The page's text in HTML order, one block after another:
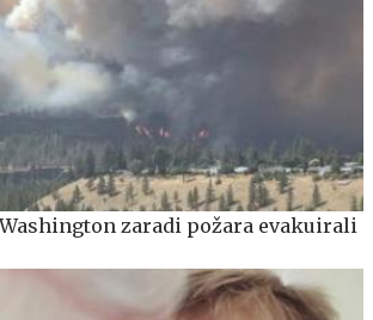
zaradi požara evakuirali